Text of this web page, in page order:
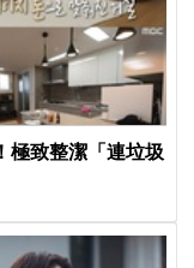
極致整潔「連垃圾